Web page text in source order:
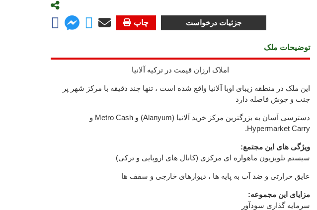
چاپ جزئیات درخواست
توضیحات ملک
املاک ارزان قیمت در ترکیه آلانیا
این ملک در منطقه زیبای اوبا آلانیا واقع شده است ، تنها چند دقیقه با مرکز شهر پر
جنب و جوش فاصله دارد
دسترسی آسان به بزرگترین مرکز خرید آلانیا (Alanyum) و Metro Cash و
Hypermarket Carry.
ویژگی های این مجتمع:
سیستم تلویزیون ماهواره ای مرکزی (کانال های اروپایی و ترکی)
عایق حرارتی و ضد آب به پایه ها ، دیوارهای خارجی و سقف ها
مزایای این مجموعه:
سرمایه گذاری سودآور